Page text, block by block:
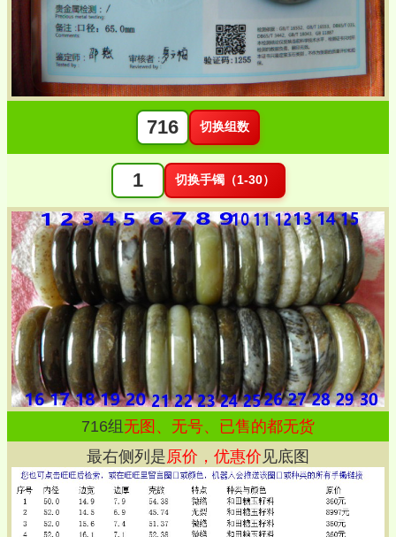
切换组数
切换手镯（1-30）
716组 无图、无号、已售的都无货
最右侧列是原价，优惠价 见底图